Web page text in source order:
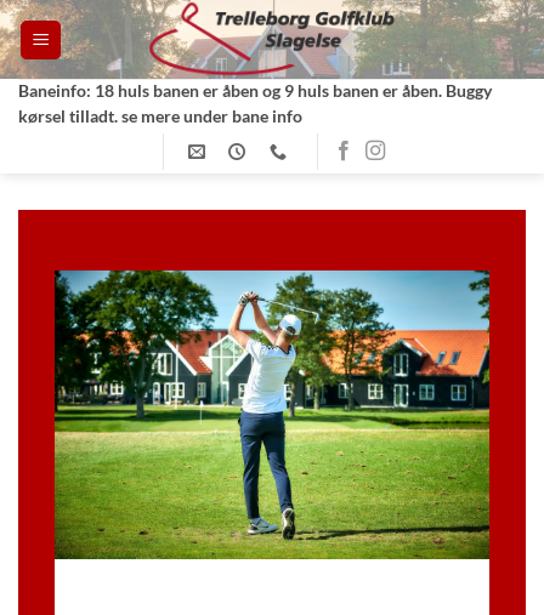
Fortsæt
til
indhold
Baneinfo: 18 huls banen er åben og 9 huls banen er åben. Buggy
kørsel tilladt. se mere under bane info